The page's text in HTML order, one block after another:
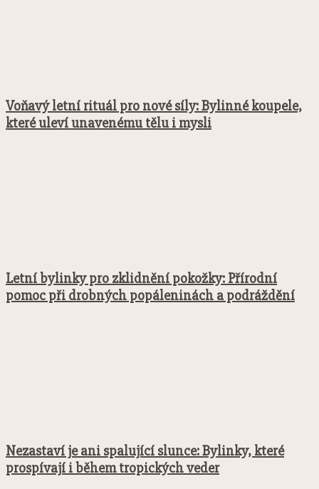
Voňavý letní rituál pro nové síly: Bylinné koupele,
které uleví unavenému tělu i mysli
Letní bylinky pro zklidnění pokožky: Přírodní
pomoc při drobných popáleninách a podráždění
Nezastaví je ani spalující slunce: Bylinky, které
prospívají i během tropických veder